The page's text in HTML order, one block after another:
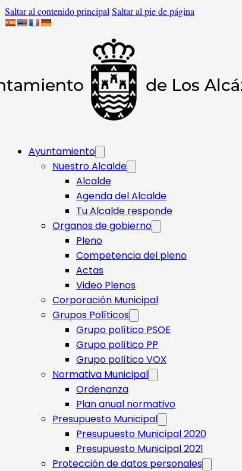
Saltar al contenido principal Saltar al pie de página
Ayuntamiento
Nuestro Alcalde
Alcalde
Agenda del Alcalde
Tu Alcalde responde​
Organos de gobierno
Pleno
Competencia del pleno
Actas
Video Plenos
Corporación Municipal
Grupos Políticos
Grupo político PSOE
Grupo político PP
Grupo político VOX
Normativa Municipal
Ordenanza
Plan anual normativo
Presupuesto Municipal
Presupuesto Municipal 2020
Presupuesto Municipal 2021
Protección de datos personales